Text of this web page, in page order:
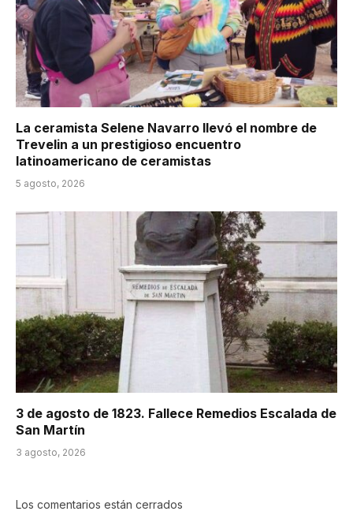
La ceramista Selene Navarro llevó el nombre de
Trevelin a un prestigioso encuentro
latinoamericano de ceramistas
5 agosto, 2026
3 de agosto de 1823. Fallece Remedios Escalada de
San Martín
3 agosto, 2026
Los comentarios están cerrados